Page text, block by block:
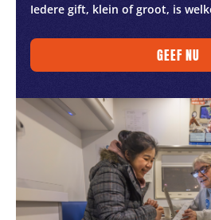
Iedere gift, klein of groot, is
GEEF NU